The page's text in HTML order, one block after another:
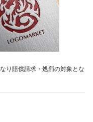
り賠償請求・処罰の対象とな